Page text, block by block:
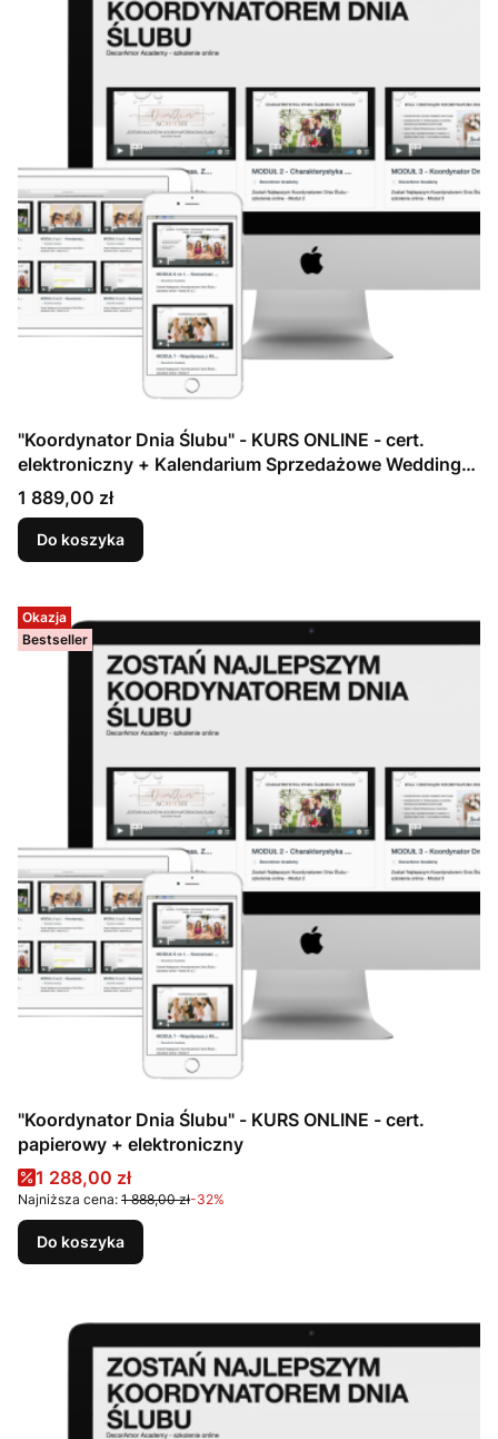
"Koordynator Dnia Ślubu" - KURS ONLINE - cert.
elektroniczny + Kalendarium Sprzedażowe Wedding
Plannera
Cena
1 889,00 zł
Do koszyka
Okazja
Bestseller
"Koordynator Dnia Ślubu" - KURS ONLINE - cert.
papierowy + elektroniczny
Cena promocyjna
1 288,00 zł
Najniższa cena: 1 888,00 zł-32%
Do koszyka